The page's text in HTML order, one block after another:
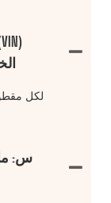
س: ما